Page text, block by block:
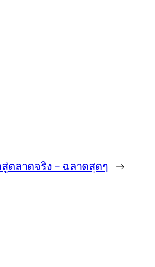
ตลาดจริง – ฉลาดสุดๆ →